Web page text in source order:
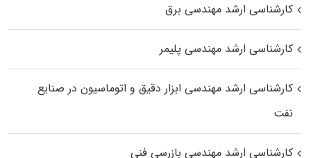
کارشناسی ارشد مهندسی برق
کارشناسی ارشد مهندسی پلیمر
کارشناسی ارشد مهندسی ابزار دقیق و اتوماسیون در صنایع
نفت
کارشناسی ارشد مهندسی بازرسی فنی